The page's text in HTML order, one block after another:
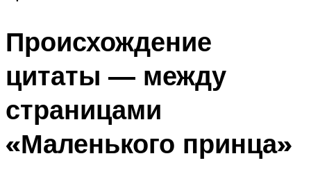
Происхождение
цитаты — между
страницами
«Маленького принца»